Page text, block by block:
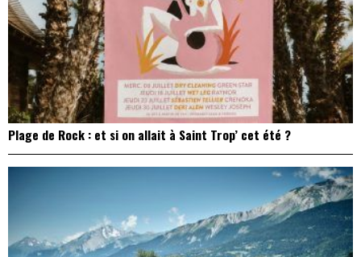
Plage de Rock : et si on allait à Saint Trop’ cet été ?